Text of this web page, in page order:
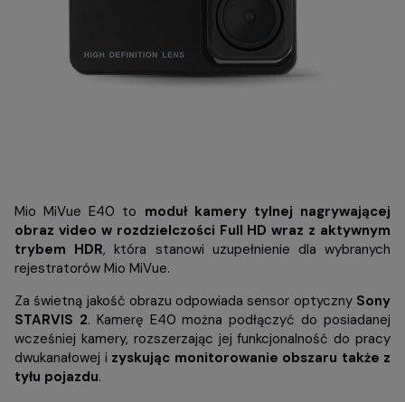
Mio MiVue E40 to moduł kamery tylnej nagrywającej
obraz video w rozdzielczości Full HD wraz z aktywnym
trybem HDR, która stanowi uzupełnienie dla wybranych
rejestratorów Mio MiVue.
Za świetną jakość obrazu odpowiada sensor optyczny Sony
STARVIS 2. Kamerę E40 można podłączyć do posiadanej
wcześniej kamery, rozszerzając jej funkcjonalność do pracy
dwukanałowej i zyskując monitorowanie obszaru także z
tyłu pojazdu.